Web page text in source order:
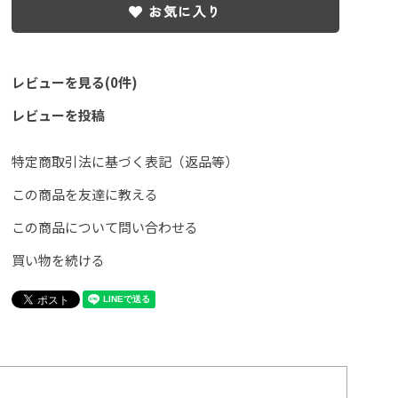
お気に入り
レビューを見る(0件)
レビューを投稿
特定商取引法に基づく表記（返品等）
この商品を友達に教える
この商品について問い合わせる
買い物を続ける